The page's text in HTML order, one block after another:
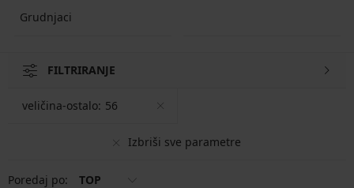
Grudnjaci
FILTRIRANJE
Izbriši sve parametre
veličina-ostalo: 56
Poredaj po: TOP